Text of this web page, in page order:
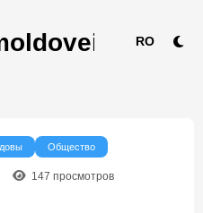
RO
Общество
147 просмотров